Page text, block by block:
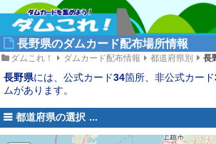
長野県のダムカード配布場所情報
ダムこれ！ ダムカード配布情報 都道府県別 長
長野県には、公式カード34箇所、非公式カード
ムがあります。
都道府県の選択